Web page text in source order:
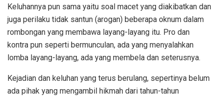
Keluhannya pun sama yaitu soal macet yang diakibatkan dan
juga perilaku tidak santun (arogan) beberapa oknum dalam
rombongan yang membawa layang-layang itu. Pro dan
kontra pun seperti bermunculan, ada yang menyalahkan
lomba layang-layang, ada yang membela dan seterusnya.
Kejadian dan keluhan yang terus berulang, sepertinya belum
ada pihak yang mengambil hikmah dari tahun-tahun